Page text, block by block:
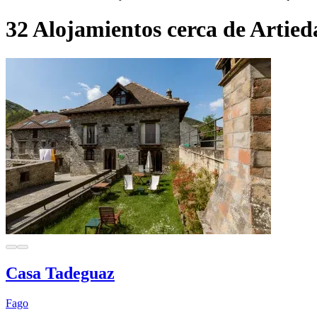
32 Alojamientos cerca de
Casa Tadeguaz
Fago